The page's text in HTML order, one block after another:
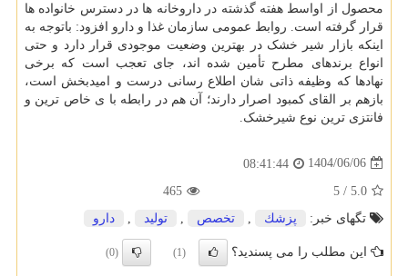
محصول از اواسط هفته گذشته در داروخانه ها در دسترس خانواده ها
قرار گرفته است. روابط عمومی سازمان غذا و دارو افزود: باتوجه به
اینکه بازار شیر خشک در بهترین وضعیت موجودی قرار دارد و حتی
انواع برندهای مطرح تأمین شده اند، جای تعجب است که برخی
نهادها که وظیفه ذاتی شان اطلاع رسانی درست و امیدبخش است،
بازهم بر القای کمبود اصرار دارند؛ آن هم در رابطه با ی خاص ترین و
فانتزی ترین نوع شیرخشک.
1404/06/06
08:41:44
5.0
/
5
465
تگهای خبر:
پزشك تخصص تولید دارو
این مطلب را می پسندید؟ (1)
(0)